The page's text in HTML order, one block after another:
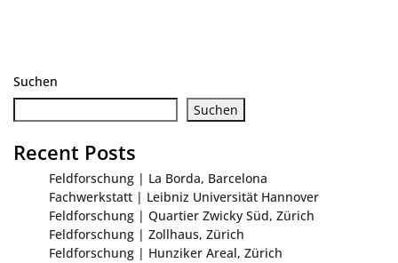
Suchen
Suchen
Recent Posts
Feldforschung | La Borda, Barcelona
Fachwerkstatt | Leibniz Universität Hannover
Feldforschung | Quartier Zwicky Süd, Zürich
Feldforschung | Zollhaus, Zürich
Feldforschung | Hunziker Areal, Zürich